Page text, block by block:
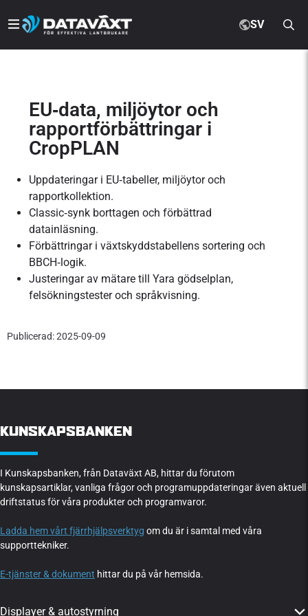
SV
EU‑data, miljöytor och
rapportförbättringar i
CropPLAN
Uppdateringar i EU‑tabeller, miljöytor och
rapportkollektion.
Classic‑synk borttagen och förbättrad
datainläsning.
Förbättringar i växtskyddstabellens sortering och
BBCH‑logik.
Justeringar av mätare till Yara gödselplan,
felsökningstester och språkvisning.
Publicerad: 2025-09-09
KUNSKAPSBANKEN
I Kunskapsbanken, från Dataväxt AB, hittar du förutom
kunskapsartiklar, vanliga frågor och programuppdateringar även aktuell
driftstatus för våra produkter och programvaror.
Ladda hem vårt fjärrhjälpsverktyg om du är i samtal med våra
supporttekniker.
E-tjänster & dokument hittar du på vår hemsida.
Displayer & autostyrning